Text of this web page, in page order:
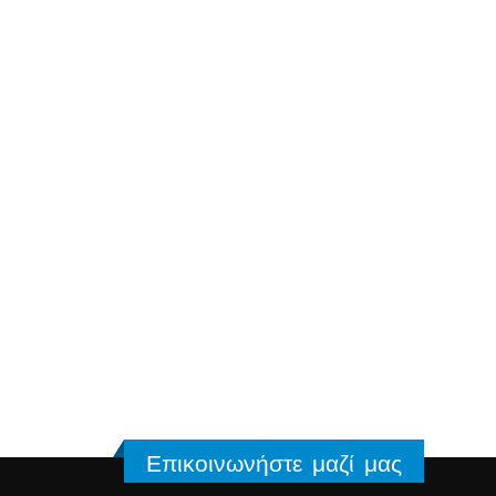
Επικοινωνήστε μαζί μας